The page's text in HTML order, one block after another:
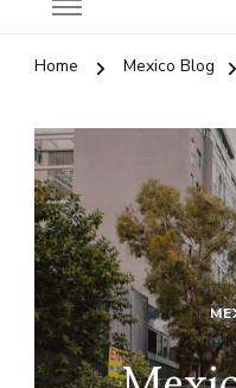
Home Mexico Blog